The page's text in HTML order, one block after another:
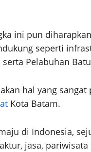
ini pun
seperti
Pelabuhan
hal yang
Kota Batam.
di Indonesia,
jasa,